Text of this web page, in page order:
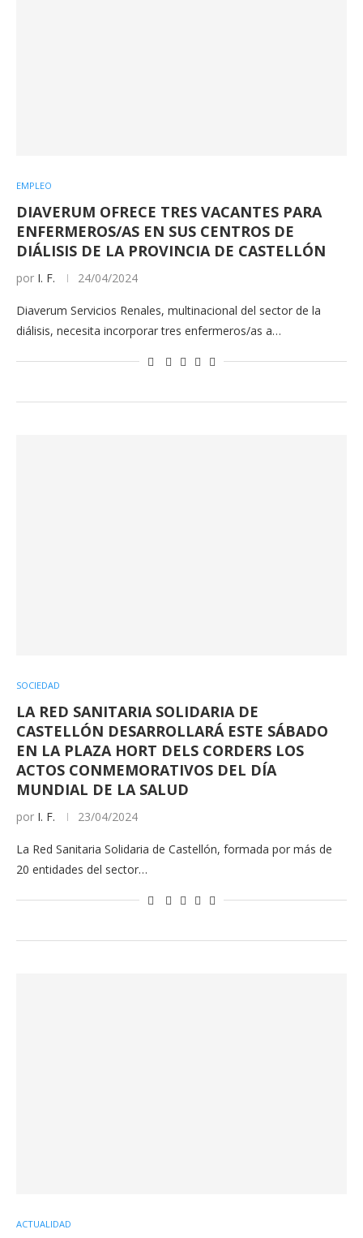
EMPLEO
DIAVERUM OFRECE TRES VACANTES PARA
ENFERMEROS/AS EN SUS CENTROS DE
DIÁLISIS DE LA PROVINCIA DE CASTELLÓN
por I. F. 24/04/2024
Diaverum Servicios Renales, multinacional del sector de la
diálisis, necesita incorporar tres enfermeros/as a…
SOCIEDAD
LA RED SANITARIA SOLIDARIA DE
CASTELLÓN DESARROLLARÁ ESTE SÁBADO
EN LA PLAZA HORT DELS CORDERS LOS
ACTOS CONMEMORATIVOS DEL DÍA
MUNDIAL DE LA SALUD
por I. F. 23/04/2024
La Red Sanitaria Solidaria de Castellón, formada por más de
20 entidades del sector…
ACTUALIDAD